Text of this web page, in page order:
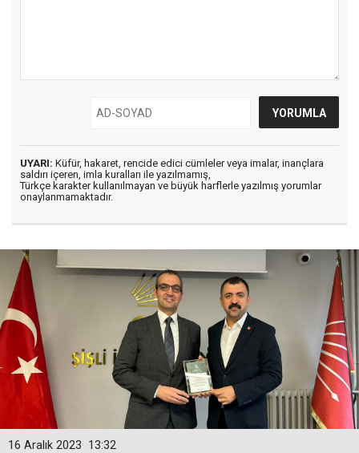
UYARI: Küfür, hakaret, rencide edici cümleler veya imalar, inançlara
saldırı içeren, imla kuralları ile yazılmamış,
Türkçe karakter kullanılmayan ve büyük harflerle yazılmış yorumlar
onaylanmamaktadır.
13:32
16 Aralık 2023